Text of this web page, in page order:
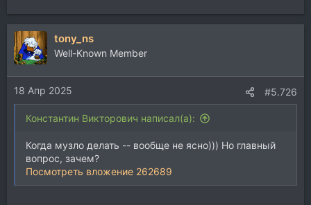
tony_ns
Well-Known Member
18 Апр 2025 #5.726
Константин Викторович написал(а):
Когда музло делать -- вообще не ясно))) Но главный
вопрос, зачем?
Посмотреть вложение 262689